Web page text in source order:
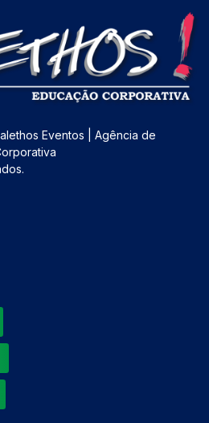
Eventos | Agência de